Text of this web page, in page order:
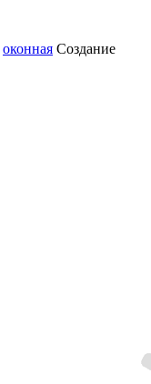
оконная Создание